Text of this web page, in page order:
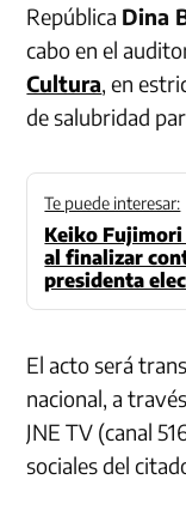
República Dina
cabo en el
Cultura, en
de salubridad
Te puede interesar:
Keiko
al finalizar
presidenta
El acto será
nacional, a
JNE TV (canal
sociales del